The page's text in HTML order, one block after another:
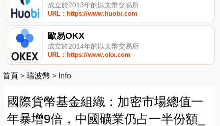
成立於2013年的以太幣交易所
URL：https://www.huobi.com
歐易OKX
成立於2014年的以太幣交易所
URL：https://www.okx.com
首頁 > 瑞波幣 > Info
國際貨幣基金組織：加密市場總值一
年暴增9倍，中國礦業仍占一半份額_